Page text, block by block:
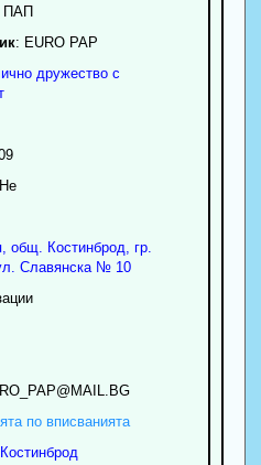
ПАП
: EURO PAP
дружество с
, общ. Костинброд гр.
Славянска № 10
@MAIL.BG
по вписванията